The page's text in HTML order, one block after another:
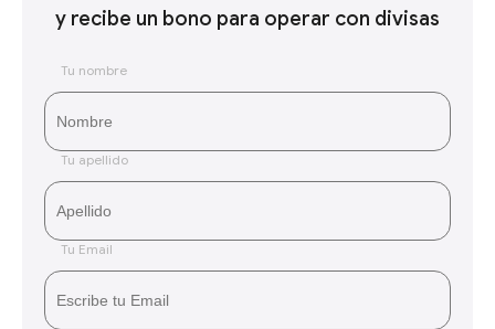
y recibe un bono para operar con divisas
Tu nombre
Tu apellido
Tu Email